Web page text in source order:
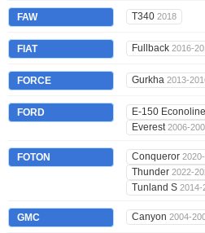
FAW T340 2018
FIAT Fullback 2016-
FORCE Gurkha 2013-
FORD E-150 Econoline
Everest2006-
FOTON Conqueror
Thunder 2022-
Tunland S 2014-
GMC Canyon 2004-